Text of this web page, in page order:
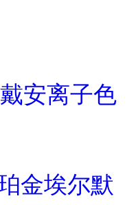
安离子色
金埃尔默